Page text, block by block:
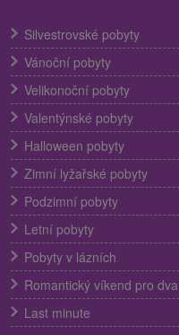
Silvestrovské pobyty
Vánoční pobyty
Velikonoční pobyty
Valentýnské pobyty
Halloween pobyty
Zimní lyžařské pobyty
Podzimní pobyty
Letní pobyty
Pobyty v lázních
Romantický víkend pro dva
Last minute